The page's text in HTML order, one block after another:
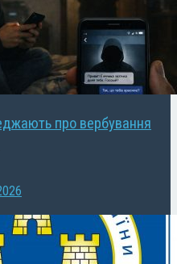
про вербування